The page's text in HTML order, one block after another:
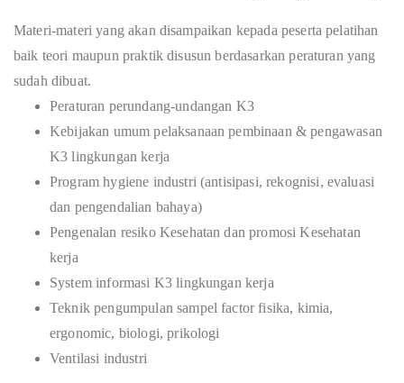
Materi-materi yang akan disampaikan kepada peserta pelatihan
baik teori maupun praktik disusun berdasarkan peraturan yang
sudah dibuat.
Peraturan perundang-undangan K3
Kebijakan umum pelaksanaan pembinaan & pengawasan
K3 lingkungan kerja
Program hygiene industri (antisipasi, rekognisi, evaluasi
dan pengendalian bahaya)
Pengenalan resiko Kesehatan dan promosi Kesehatan
kerja
System informasi K3 lingkungan kerja
Teknik pengumpulan sampel factor fisika, kimia,
ergonomic, biologi, prikologi
Ventilasi industri